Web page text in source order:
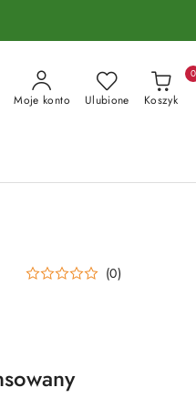
Moje konto Ulubione Koszyk
0
(0)